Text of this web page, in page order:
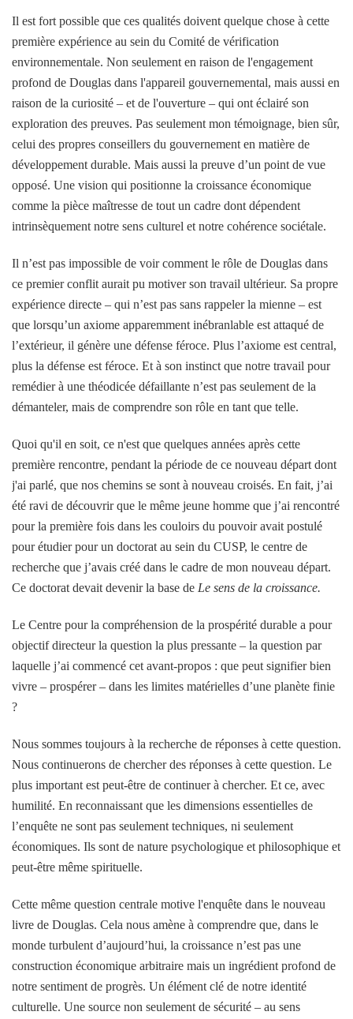
Il est fort possible que ces qualités doivent quelque chose à cette
première expérience au sein du Comité de vérification
environnementale. Non seulement en raison de l'engagement
profond de Douglas dans l'appareil gouvernemental, mais aussi en
raison de la curiosité – et de l'ouverture – qui ont éclairé son
exploration des preuves. Pas seulement mon témoignage, bien sûr,
celui des propres conseillers du gouvernement en matière de
développement durable. Mais aussi la preuve d’un point de vue
opposé. Une vision qui positionne la croissance économique
comme la pièce maîtresse de tout un cadre dont dépendent
intrinsèquement notre sens culturel et notre cohérence sociétale.
Il n’est pas impossible de voir comment le rôle de Douglas dans
ce premier conflit aurait pu motiver son travail ultérieur. Sa propre
expérience directe – qui n’est pas sans rappeler la mienne – est
que lorsqu’un axiome apparemment inébranlable est attaqué de
l’extérieur, il génère une défense féroce. Plus l’axiome est central,
plus la défense est féroce. Et à son instinct que notre travail pour
remédier à une théodicée défaillante n’est pas seulement de la
démanteler, mais de comprendre son rôle en tant que telle.
Quoi qu'il en soit, ce n'est que quelques années après cette
première rencontre, pendant la période de ce nouveau départ dont
j'ai parlé, que nos chemins se sont à nouveau croisés. En fait, j’ai
été ravi de découvrir que le même jeune homme que j’ai rencontré
pour la première fois dans les couloirs du pouvoir avait postulé
pour étudier pour un doctorat au sein du CUSP, le centre de
recherche que j’avais créé dans le cadre de mon nouveau départ.
Ce doctorat devait devenir la base de Le sens de la croissance.
Le Centre pour la compréhension de la prospérité durable a pour
objectif directeur la question la plus pressante – la question par
laquelle j’ai commencé cet avant-propos : que peut signifier bien
vivre – prospérer – dans les limites matérielles d’une planète finie
?
Nous sommes toujours à la recherche de réponses à cette question.
Nous continuerons de chercher des réponses à cette question. Le
plus important est peut-être de continuer à chercher. Et ce, avec
humilité. En reconnaissant que les dimensions essentielles de
l’enquête ne sont pas seulement techniques, ni seulement
économiques. Ils sont de nature psychologique et philosophique et
peut-être même spirituelle.
Cette même question centrale motive l'enquête dans le nouveau
livre de Douglas. Cela nous amène à comprendre que, dans le
monde turbulent d’aujourd’hui, la croissance n’est pas une
construction économique arbitraire mais un ingrédient profond de
notre sentiment de progrès. Un élément clé de notre identité
culturelle. Une source non seulement de sécurité – au sens